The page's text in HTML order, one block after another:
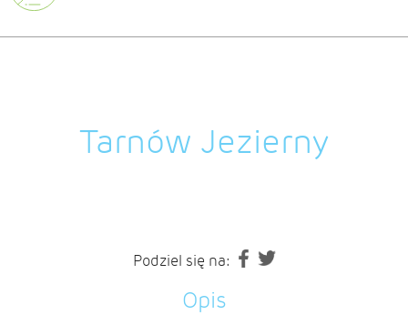
Tarnów Jezierny
Podziel się na:
Opis